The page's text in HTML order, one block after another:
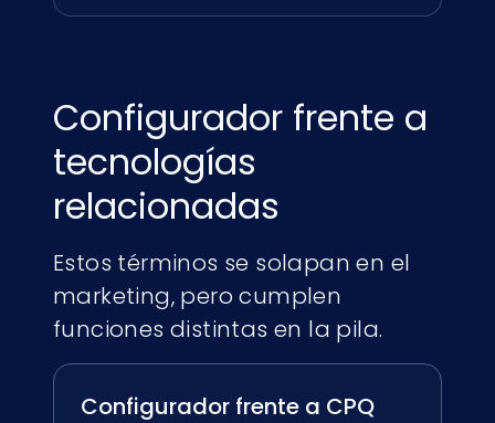
Configurador frente a
tecnologías
relacionadas
Estos términos se solapan en el
marketing, pero cumplen
funciones distintas en la pila.
Configurador frente a CPQ